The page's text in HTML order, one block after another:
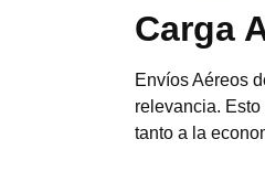
Carga
Envíos Aéreos
relevancia.
tanto a la